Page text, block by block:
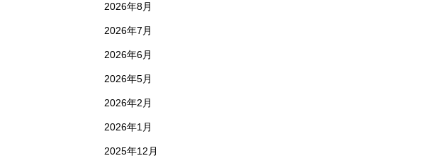
2026年8月
2026年7月
2026年6月
2026年5月
2026年2月
2026年1月
2025年12月